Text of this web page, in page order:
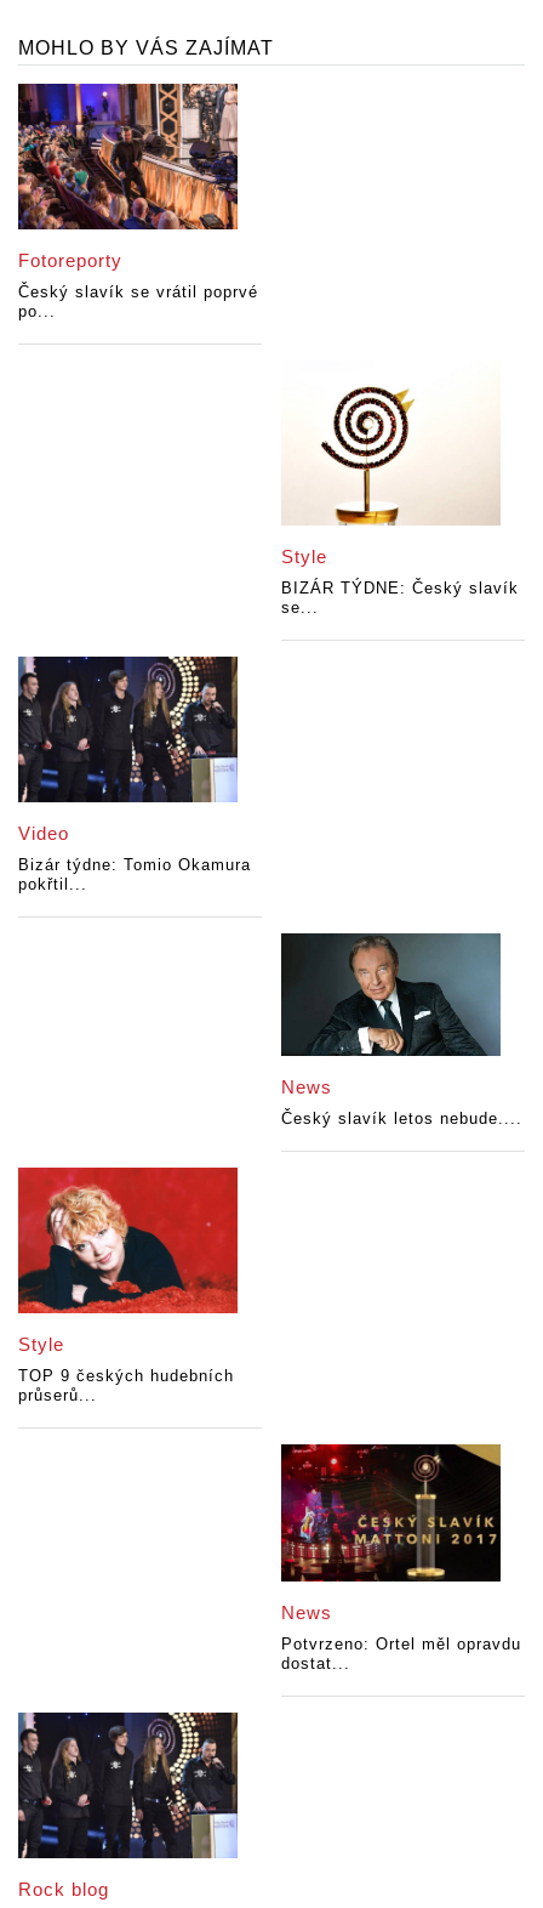
MOHLO BY VÁS ZAJÍMAT
Fotoreporty
Český slavík se vrátil poprvé
po...
Style
BIZÁR TÝDNE: Český slavík
se...
Video
Bizár týdne: Tomio Okamura
pokřtil...
News
Český slavík letos nebude....
Style
TOP 9 českých hudebních
průserů...
News
Potvrzeno: Ortel měl opravdu
dostat...
Rock blog